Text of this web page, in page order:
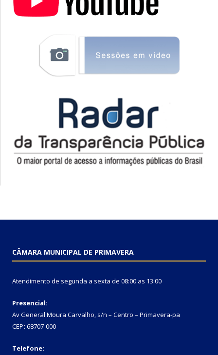
CÂMARA MUNICIPAL DE PRIMAVERA
Atendimento de segunda a sexta de 08:00 as 13:00
Presencial:
Av General Moura Carvalho, s/n – Centro – Primavera-pa
CEP: 68707-000
Telefone: